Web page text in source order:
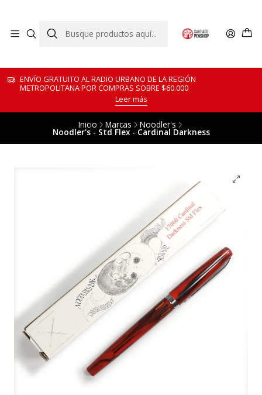
ENVÍO GRATUITO AL RADIO URBANO DE LA REGIÓN
METROPOLITANA POR COMPRAS SOBRE $60.000
Leer más
Inicio Marcas Noodler's
Noodler's - Std Flex - Cardinal Darkness